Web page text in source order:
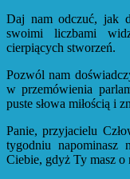
Daj nam odczuć, jak
swoimi liczbami
cierpiących stworzeń.
Pozwól nam
w przemówienia
puste słowa miłością i
Panie, przyjacielu
tygodniu napominasz
Ciebie, gdyż Ty masz o